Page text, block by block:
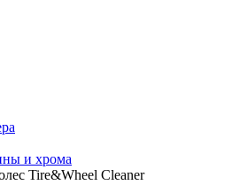
и хрома
Tire&Wheel Cleaner